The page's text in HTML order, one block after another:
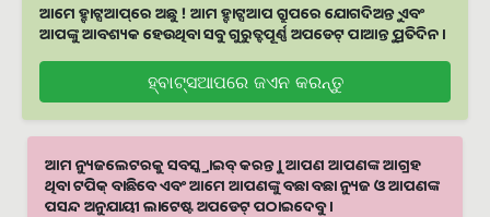
ଆମେ ହ୍ବାଟ୍ସଆପ୍‌ରେ ଅଛୁ ! ଆମ ହ୍ବାଟ୍ସଆପ ଗ୍ରୁପରେ ଯୋଗଦିଅନ୍ତୁ ଏବଂ
ଆପଙ୍କୁ ଆବଶ୍ୟକ ହେଉଥିବା ସବୁ ଗୁରୁତ୍ବପୂର୍ଣ୍ଣ ଅପଡେଟ୍‌ ପାଆନ୍ତୁ ପ୍ରତିଦିନ ।
ହ୍ବାଟ୍ସଆପରେ ଜଏନ କରନ୍ତୁ
ଆମ ନ୍ୟୁଜଲେଟରକୁ ସବସ୍କ୍ରାଇବ୍ କରନ୍ତୁ । ଆପଣ ଆପଣଙ୍କ ଆଗ୍ରହ
ଥିବା ଟପିକ୍‌ ବାଛିବେ ଏବଂ ଆମେ ଆପଣଙ୍କୁ ବଛା ବଛା ନ୍ୟୁଜ ଓ ଆପଣଙ୍କ
ପସନ୍ଦ ଅନୁଯାୟୀ ଲାଟେଷ୍ଟ ଅପଡେଟ୍‌ ପଠାଇଦେବୁ ।